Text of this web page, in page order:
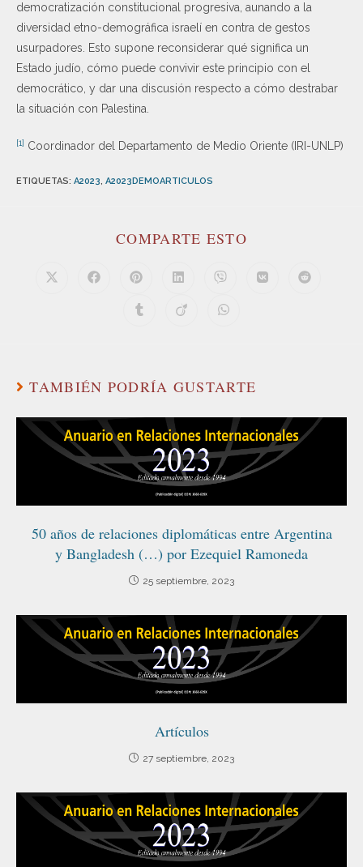
democratización constitucional progresiva, aunando a la
diversidad etno-demográfica israelí en contra de gestos
usurpadores. Esto supone reconsiderar qué significa un
Estado judío, cómo puede convivir este principio con el
democrático, y dar una discusión respecto a cómo destrabar
la situación con Palestina.
[1] Coordinador del Departamento de Medio Oriente (IRI-UNLP)
ETIQUETAS: A2023, A2023DEMOARTICULOS
COMPARTE ESTO
TAMBIÉN PODRÍA GUSTARTE
50 años de relaciones diplomáticas entre Argentina
y Bangladesh (…) por Ezequiel Ramoneda
25 septiembre, 2023
Artículos
27 septiembre, 2023